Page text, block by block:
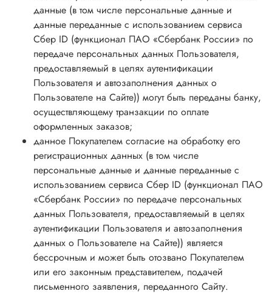
данные (в том числе персональные данные и
данные переданные с использованием сервиса
Сбер ID (функционал ПАО «Сбербанк России» по
передаче персональных данных Пользователя,
предоставляемый в целях аутентификации
Пользователя и автозаполнения данных о
Пользователе на Сайте)) могут быть переданы банку,
осуществляющему транзакции по оплате
оформленных заказов;
данное Покупателем согласие на обработку его
регистрационных данных (в том числе
персональные данные и данные переданные с
использованием сервиса Сбер ID (функционал ПАО
«Сбербанк России» по передаче персональных
данных Пользователя, предоставляемый в целях
аутентификации Пользователя и автозаполнения
данных о Пользователе на Сайте)) является
бессрочным и может быть отозвано Покупателем
или его законным представителем, подачей
письменного заявления, переданного Сайту.